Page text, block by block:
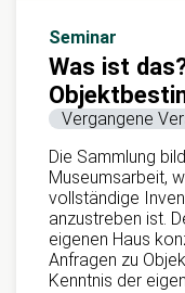
Seminar
Was ist
Vergangene
Die Sammlung
Museumsarbeit,
vollständige
anzustreben ist.
eigenen Haus
Anfragen zu
Kenntnis der